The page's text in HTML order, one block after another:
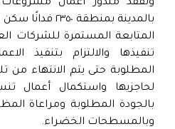
وتفقد مندور أعمال مشروعات
بالمدينة
المتابعة المستمرة للشركات
تنفيذها والالتزام بتنفيذ
المطلوبة حتى يتم الانتهاء
لحاجزيها واستكمال أعمال
بالجودة المطلوبة ومراعاة
وبالمسطحات الخضراء.